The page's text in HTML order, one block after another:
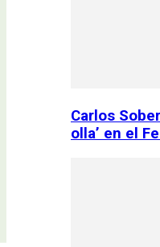
Carlos
olla’ en el